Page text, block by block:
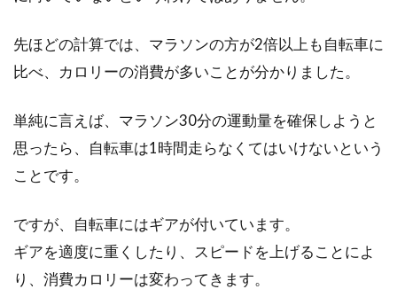
先ほどの計算では、マラソンの方が2倍以上も自転車に
比べ、カロリーの消費が多いことが分かりました。
単純に言えば、マラソン30分の運動量を確保しようと
思ったら、自転車は1時間走らなくてはいけないという
ことです。
ですが、自転車にはギアが付いています。
ギアを適度に重くしたり、スピードを上げることによ
り、消費カロリーは変わってきます。